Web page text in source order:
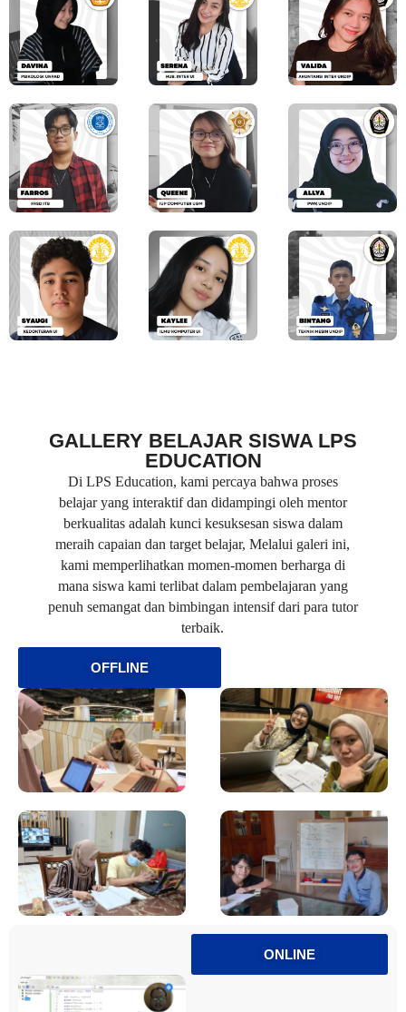
GALLERY BELAJAR SISWA LPS
EDUCATION
Di LPS Education, kami percaya bahwa proses
belajar yang interaktif dan didampingi oleh mentor
berkualitas adalah kunci kesuksesan siswa dalam
meraih capaian dan target belajar, Melalui galeri ini,
kami memperlihatkan momen-momen berharga di
mana siswa kami terlibat dalam pembelajaran yang
penuh semangat dan bimbingan intensif dari para tutor
terbaik.
OFFLINE
ONLINE